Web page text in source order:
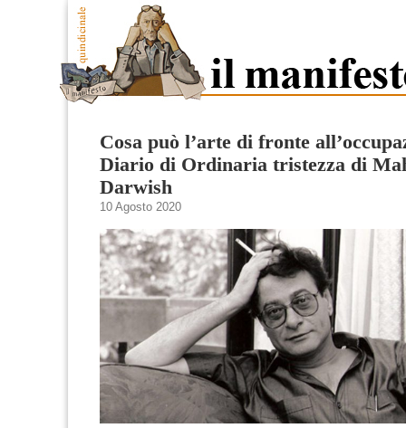
Cosa può l’arte di fronte
Diario di Ordinaria tristezza di
Darwish
10 Agosto 2020